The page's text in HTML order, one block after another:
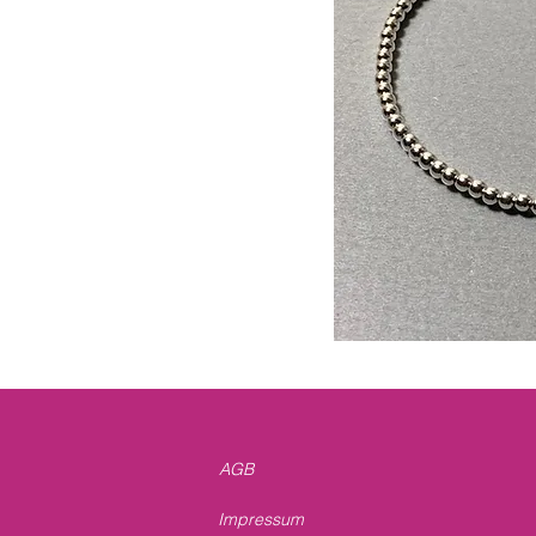
AGB
Impressum